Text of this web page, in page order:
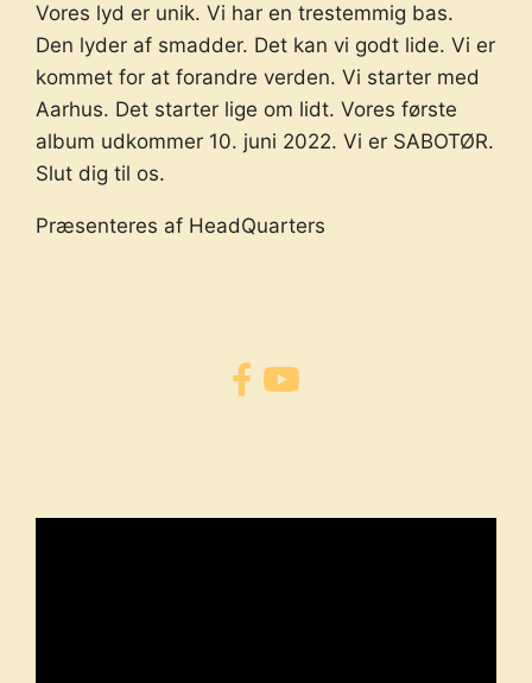
Vores lyd er unik. Vi har en trestemmig bas.
Den lyder af smadder. Det kan vi godt lide. Vi er
kommet for at forandre verden. Vi starter med
Aarhus. Det starter lige om lidt. Vores første
album udkommer 10. juni 2022. Vi er SABOTØR.
Slut dig til os.
Præsenteres af HeadQuarters